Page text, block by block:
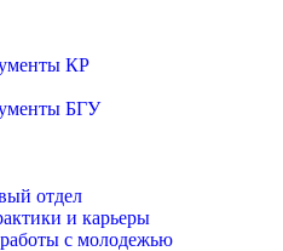
КР
БГУ
отдел
и карьеры
с молодежью